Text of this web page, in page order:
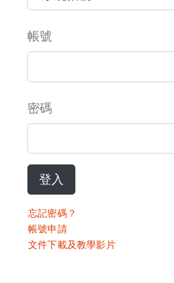
帳號
密碼
登入
忘記密碼？
帳號申請
文件下載及教學影片